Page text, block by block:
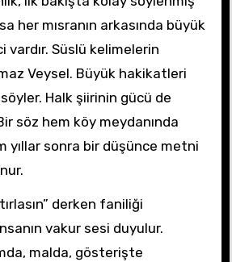
her mısranın arkasında büyük
vardır. Süslü kelimelerin
Veysel. Büyük hakikatleri
Halk şiirinin gücü de
söz hem köy meydanında
yıllar sonra bir düşünce metni
derken faniliği
vakur sesi duyulur.
malda, gösterişte